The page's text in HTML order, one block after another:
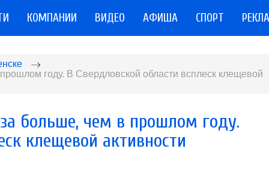
КОМПАНИИ ВИДЕО АФИША СПОРТ
году. В Свердловской области всплеск клещевой
больше, чем в прошлом году.
клещевой активности